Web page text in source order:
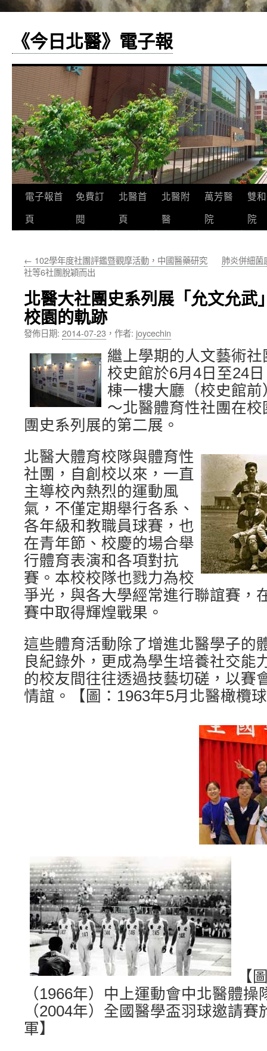
《今日北醫》電子報
跳
至
要
容
電子報首
頁
免費訂
閱
北醫首
頁
北醫附
醫
萬芳醫
院
雙
院
← 102學年度社團評鑑暨觀摩活動，中國醫藥研究
社等6社團脫穎而出
肺炎併細菌
北醫大社團史系列展「允文允武
校園的軌跡
發佈日期: 2014-07-23 ， 作者: joycechin
繼上學期的人文藝術
校史館於6月4日至24
棟一樓大廳（校史館
～北醫體育性社團在
團史系列展的第二展。
北醫大體育校隊與體育性
社團，自創校以來，一直
主導校內熱烈的運動風
氣，不僅定期舉行各系、
各年級和教職員球賽，也
在青年節、校慶的場合舉
行體育表演和各項對抗
賽。本校校隊也戮力為校
爭光，與各大學經常進行聯誼賽，
賽中取得輝煌戰果。
這些體育活動除了增進北醫學子的
良紀錄外，更成為學生培養社交能
的校友間往往透過技藝切磋，以賽
情誼。【圖：1963年5月北醫橄欖
【
（1966年）中上運動會中北醫體
（2004年）全國醫學盃羽球邀請
軍】